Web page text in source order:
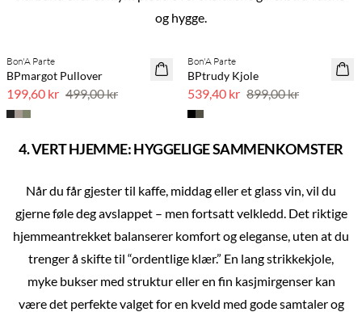
og hygge.
SAVE20
60 % rabatt
Bon'A Parte
BPmargot Pullover
199,60 kr 499,00 kr
40 % rabatt
Bon'A Parte
BPtrudy Kjole
539,40 kr 899,00 kr
4. VERT HJEMME: HYGGELIGE SAMMENKOMSTER
Når du får gjester til kaffe, middag eller et glass vin, vil du
gjerne føle deg avslappet – men fortsatt velkledd. Det riktige
hjemmeantrekket balanserer komfort og eleganse, uten at du
trenger å skifte til “ordentlige klær.” En lang strikkekjole,
myke bukser med struktur eller en fin kasjmirgenser kan
være det perfekte valget for en kveld med gode samtaler og